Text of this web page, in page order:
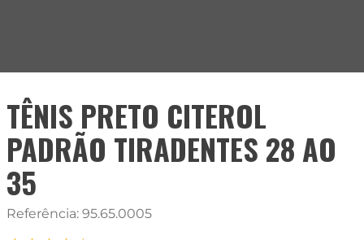
TÊNIS PRETO CITEROL
PADRÃO TIRADENTES 28 AO
35
Referência: 95.65.0005